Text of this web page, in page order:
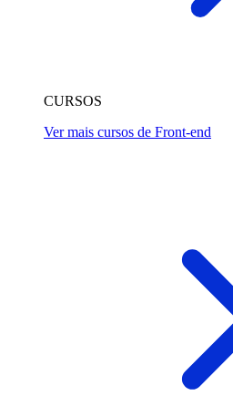
CURSOS
Ver mais cursos de Front-end